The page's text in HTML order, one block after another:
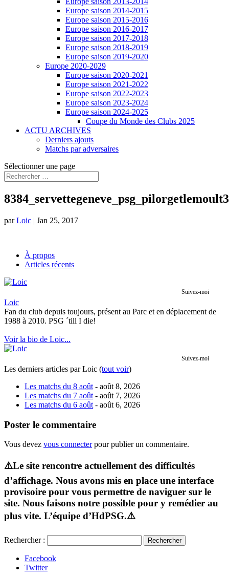
Europe saison 2014-2015
Europe saison 2015-2016
Europe saison 2016-2017
Europe saison 2017-2018
Europe saison 2018-2019
Europe saison 2019-2020
Europe 2020-2029
Europe saison 2020-2021
Europe saison 2021-2022
Europe saison 2022-2023
Europe saison 2023-2024
Europe saison 2024-2025
Coupe du Monde des Clubs 2025
ACTU ARCHIVES
Derniers ajouts
Matchs par adversaires
Sélectionner une page
8384_servettegeneve_psg_pilorgetlemoult3
parLoic | Jan 25, 2017
À propos
Articles récents
Suivez-moi
Loic
Fan du club depuis toujours, présent au Parc et en déplacement de
1988 à 2010. PSG ´till I die!
Voir la bio de Loic...
Suivez-moi
Les derniers articles par Loic (tout voir)
Les matchs du 8 août - août 8, 2026
Les matchs du 7 août - août 7, 2026
Les matchs du 6 août - août 6, 2026
Poster le commentaire
Vous devez vous connecterpour publier un commentaire.
⚠️Le site rencontre actuellement des difficultés
d’affichage. Nous avons mis en place une interface
provisoire pour vous permettre de naviguer sur le
site. Nous faisons notre possible pour y remédier au
plus vite. L’équipe d’HdPSG.⚠️
Rechercher :
Facebook
Twitter